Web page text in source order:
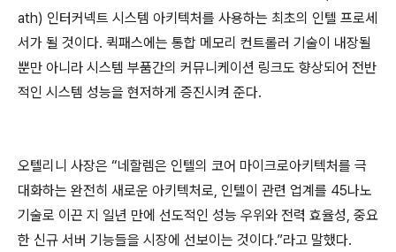
ath) 인터커넥트 시스템 아키텍처를 사용하는 최초의 인텔 프로세
서가 될 것이다. 퀵패스에는 통합 메모리 컨트롤러 기술이 내장될
뿐만 아니라 시스템 부품간의 커뮤니케이션 링크도 향상되어 전반
적인 시스템 성능을 현저하게 증진시켜 준다.
오텔리니 사장은 “네할렘은 인텔의 코어 마이크로아키텍처를 극
대화하는 완전히 새로운 아키텍처로, 인텔이 관련 업계를 45나노
기술로 이끈 지 일년 만에 선도적인 성능 우위와 전력 효율성, 중요
한 신규 서버 기능들을 시장에 선보이는 것이다.”라고 말했다.